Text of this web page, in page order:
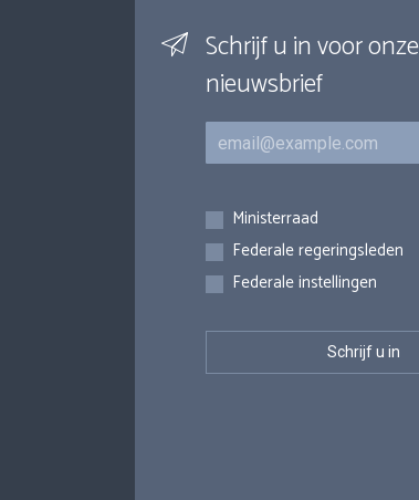
Schrijf u in voor onze
nieuwsbrief
E-mail
Inschrijvingen
Ministerraad
Federale regeringsleden
Federale instellingen